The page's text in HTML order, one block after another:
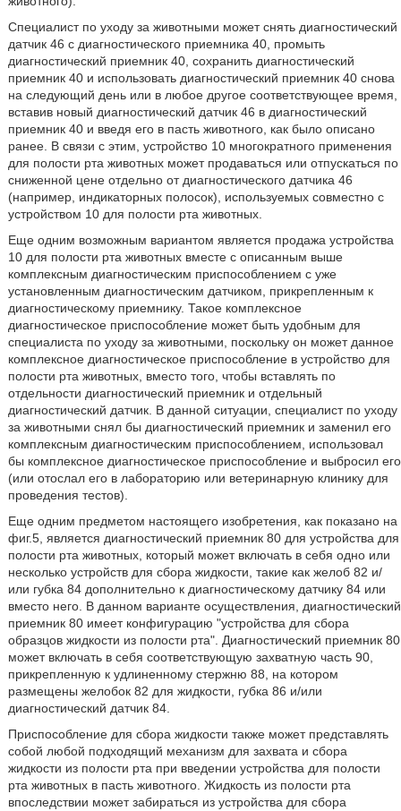
Специалист по уходу за животными может снять диагностический
датчик 46 с диагностического приемника 40, промыть
диагностический приемник 40, сохранить диагностический
приемник 40 и использовать диагностический приемник 40 снова
на следующий день или в любое другое соответствующее время,
вставив новый диагностический датчик 46 в диагностический
приемник 40 и введя его в пасть животного, как было описано
ранее. В связи с этим, устройство 10 многократного применения
для полости рта животных может продаваться или отпускаться по
сниженной цене отдельно от диагностического датчика 46
(например, индикаторных полосок), используемых совместно с
устройством 10 для полости рта животных.
Еще одним возможным вариантом является продажа устройства
10 для полости рта животных вместе с описанным выше
комплексным диагностическим приспособлением с уже
установленным диагностическим датчиком, прикрепленным к
диагностическому приемнику. Такое комплексное
диагностическое приспособление может быть удобным для
специалиста по уходу за животными, поскольку он может данное
комплексное диагностическое приспособление в устройство для
полости рта животных, вместо того, чтобы вставлять по
отдельности диагностический приемник и отдельный
диагностический датчик. В данной ситуации, специалист по уходу
за животными снял бы диагностический приемник и заменил его
комплексным диагностическим приспособлением, использовал
бы комплексное диагностическое приспособление и выбросил его
(или отослал его в лабораторию или ветеринарную клинику для
проведения тестов).
Еще одним предметом настоящего изобретения, как показано на
фиг.5, является диагностический приемник 80 для устройства для
полости рта животных, который может включать в себя одно или
несколько устройств для сбора жидкости, такие как желоб 82 и/
или губка 84 дополнительно к диагностическому датчику 84 или
вместо него. В данном варианте осуществления, диагностический
приемник 80 имеет конфигурацию "устройства для сбора
образцов жидкости из полости рта". Диагностический приемник 80
может включать в себя соответствующую захватную часть 90,
прикрепленную к удлиненному стержню 88, на котором
размещены желобок 82 для жидкости, губка 86 и/или
диагностический датчик 84.
Приспособление для сбора жидкости также может представлять
собой любой подходящий механизм для захвата и сбора
жидкости из полости рта при введении устройства для полости
рта животных в пасть животного. Жидкость из полости рта
впоследствии может забираться из устройства для сбора